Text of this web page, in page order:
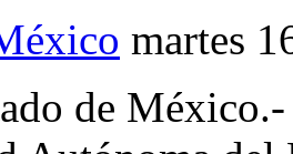
martes
de